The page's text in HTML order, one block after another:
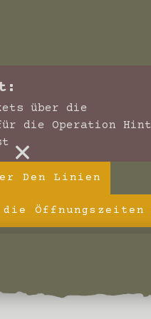
über die
die Operation
×
Den Linien
Öffnungszeiten